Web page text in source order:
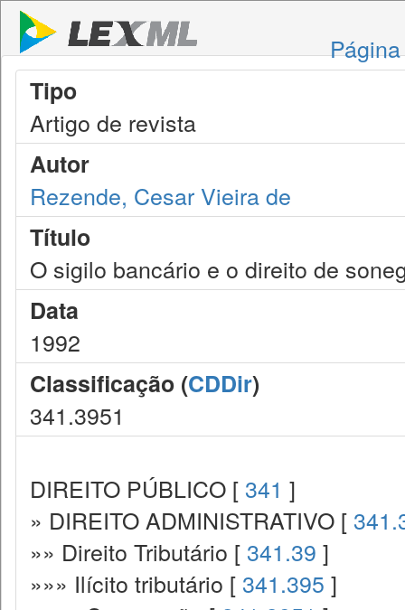
Tipo
Artigo de revista
Autor
Rezende, Cesar Vieira de
Título
O sigilo bancário e o direito de
Data
1992
Classificação (CDDir)
341.3951
DIREITO PÚBLICO [ 341 ]
» DIREITO ADMINISTRATIVO [
»» Direito Tributário [ 341.39 ]
»»» Ilícito tributário [ 341.395 ]